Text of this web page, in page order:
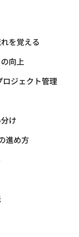
を覚える
向上
ジェクト管理
け
進め方